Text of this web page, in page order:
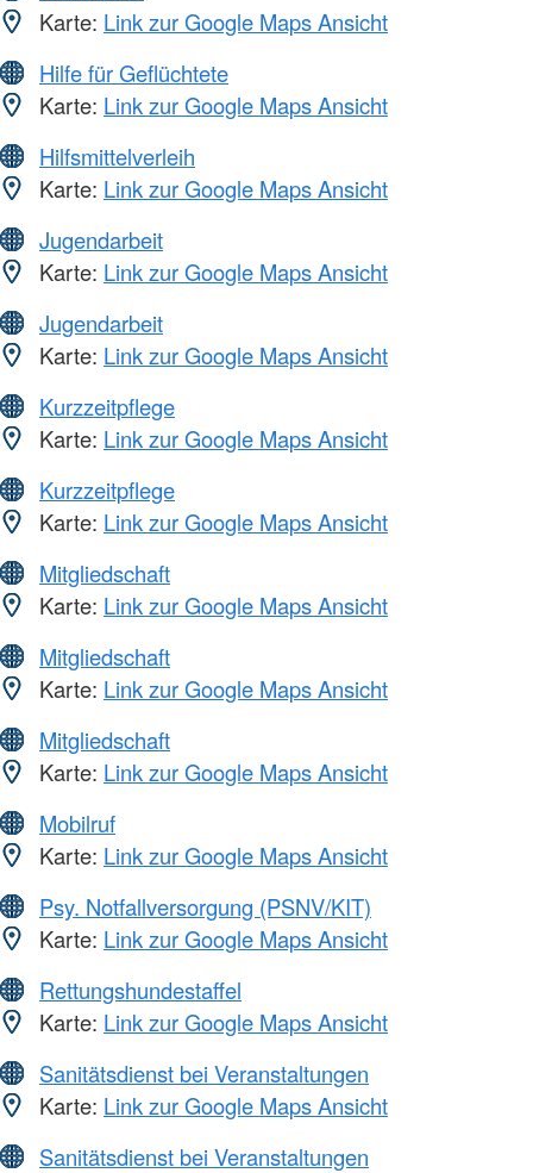
Karte: Link zur Google Maps Ansicht
Hilfe für Geflüchtete
Karte: Link zur Google Maps Ansicht
Hilfsmittelverleih
Karte: Link zur Google Maps Ansicht
Jugendarbeit
Karte: Link zur Google Maps Ansicht
Jugendarbeit
Karte: Link zur Google Maps Ansicht
Kurzzeitpflege
Karte: Link zur Google Maps Ansicht
Kurzzeitpflege
Karte: Link zur Google Maps Ansicht
Mitgliedschaft
Karte: Link zur Google Maps Ansicht
Mitgliedschaft
Karte: Link zur Google Maps Ansicht
Mitgliedschaft
Karte: Link zur Google Maps Ansicht
Mobilruf
Karte: Link zur Google Maps Ansicht
Psy. Notfallversorgung (PSNV/KIT)
Karte: Link zur Google Maps Ansicht
Rettungshundestaffel
Karte: Link zur Google Maps Ansicht
Sanitätsdienst bei Veranstaltungen
Karte: Link zur Google Maps Ansicht
Sanitätsdienst bei Veranstaltungen